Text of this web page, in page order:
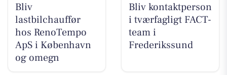
Bliv
lastbilchauffør
hos RenoTempo
ApS i København
og omegn
Bliv kontaktperson
i tværfagligt FACT-
team i
Frederikssund